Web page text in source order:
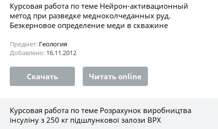
Курсовая работа по теме Нейрон-активационный
метод при разведке медноколчеданных руд.
Безкерновое определение меди в скважине
Предмет: Геология
Добавлено: 16.11.2012
Скачать Читать online
Курсовая работа по теме Розрахунок виробництва
інсуліну з 250 кг підшлункової залози ВРХ